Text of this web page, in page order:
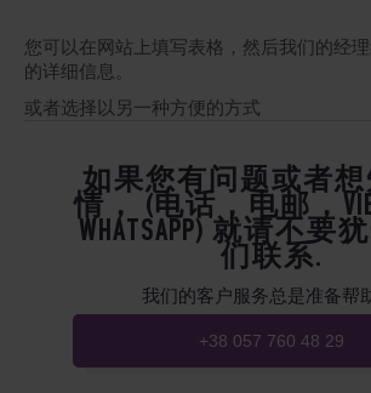
您可以在网站上填写表格，然后我们的经
的详细信息。
或者选择以另一种方便的方式
如果您有问题或者
情， (电话，电邮，
WHATSAPP) 就请不要
们联系.
我们的客户服务总是准备帮
+38 057 760 48 29